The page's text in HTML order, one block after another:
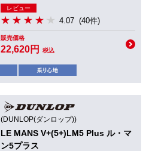
レビュー
4.07 (40件)
販売価格
22,620円 税込
(DUNLOP(ダンロップ))
LE MANS V+(5+)LM5 Plus ル・マ
ン5プラス